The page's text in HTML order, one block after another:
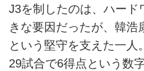
J3を制したのは、ハード
きな要因だったが、韓浩
という堅守を支えた一人
29試合で6得点という数